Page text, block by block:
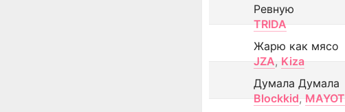
Ревную
TRIDA
Жарю как мясо
JZA, Kiza
Думала Думала
Blockkid, MAYOT